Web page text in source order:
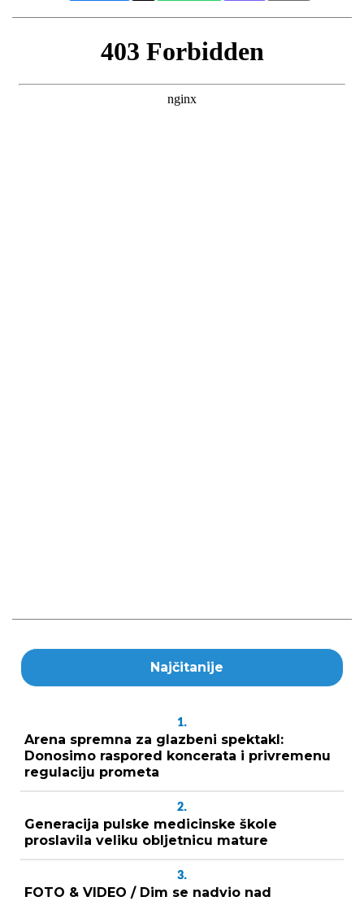
Najčitanije
1.
Arena spremna za glazbeni spektakl:
Donosimo raspored koncerata i privremenu
regulaciju prometa
2.
Generacija pulske medicinske škole
proslavila veliku obljetnicu mature
3.
FOTO & VIDEO / Dim se nadvio nad